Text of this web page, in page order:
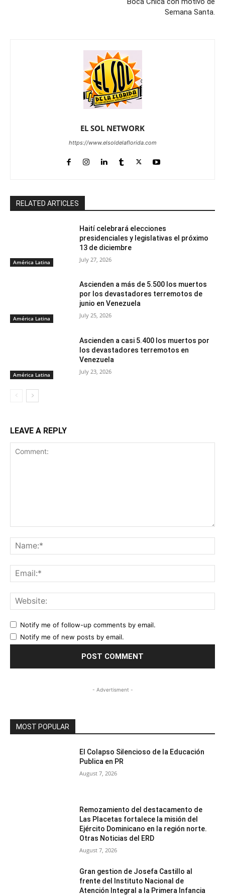
Semana Santa.
EL SOL NETWORK
https://www.elsoldelaflorida.com
RELATED ARTICLES
América Latina
Haití celebrará elecciones
presidenciales y legislativas el próximo
13 de diciembre
July 27, 2026
América Latina
Ascienden a más de 5.500 los muertos
por los devastadores terremotos de
junio en Venezuela
July 25, 2026
América Latina
Ascienden a casi 5.400 los muertos por
los devastadores terremotos en
Venezuela
July 23, 2026
LEAVE A REPLY
Notify me of follow-up comments by email.
Notify me of new posts by email.
- Advertisment -
MOST POPULAR
El Colapso Silencioso de la Educación
Publica en PR
August 7, 2026
Remozamiento del destacamento de
Las Placetas fortalece la misión del
Ejército Dominicano en la región norte.
Otras Noticias del ERD
August 7, 2026
Gran gestion de Josefa Castillo al
frente del Instituto Nacional de
Atención Integral a la Primera Infancia